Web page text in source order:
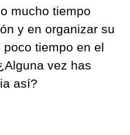
mucho tiempo
y en organizar su
tiempo en el
vez has
así?